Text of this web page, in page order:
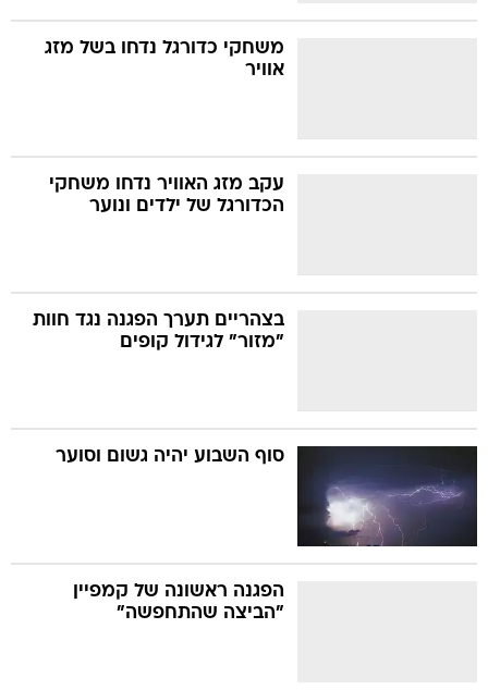
משחקי כדורגל נדחו בשל מזג
אוויר
עקב מזג האוויר נדחו משחקי
הכדורגל של ילדים ונוער
בצהריים תערך הפגנה נגד חוות
"מזור" לגידול קופים
סוף השבוע יהיה גשום וסוער
הפגנה ראשונה של קמפיין
"הביצה שהתחפשה"